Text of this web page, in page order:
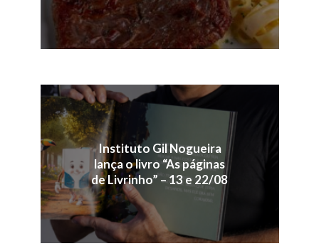
Instituto Gil Nogueira
lança o livro “As páginas
de Livrinho” – 13 e 22/08